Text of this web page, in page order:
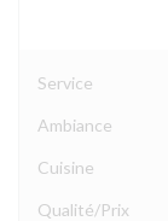
Service
Ambiance
Cuisine
Qualité/Prix